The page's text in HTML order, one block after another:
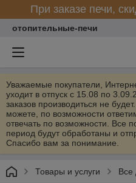
При заказе печи,
отопительные-печи
Уважаемые покупатели,
уходит в отпуск с 15.08 по
заказов производиться не
можете, по возможности
отвечать по возможности. Все
период будут обработаны и
Спасибо вам за понимание.
Товары и услуги Все